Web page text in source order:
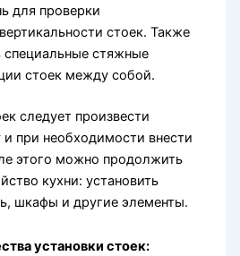
для проверки
стоек. Также
стяжные
стоек между собой.
следует произвести
при необходимости внести
этого можно продолжить
кухни: установить
шкафы и другие элементы.
установки стоек: